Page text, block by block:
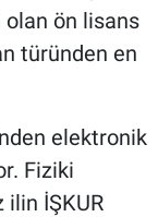
ön lisans
türünden en
elektronik
Fiziki
ilin İŞKUR